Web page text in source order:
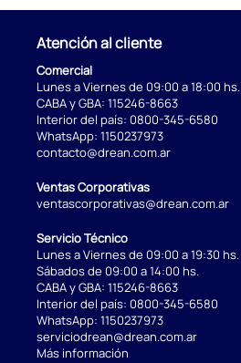
Atención al cliente
Comercial
Lunes a Viernes de 09:00 a 18:00 hs.
CABA y GBA: 115246-8663
Interior del país: 0800-345-6580
WhatsApp: 1150237973
contacto@drean.com.ar
Ventas Corporativas
ventascorporativas@drean.com.ar
Servicio Técnico
Lunes a Viernes de 09:00 a 19:30 hs.
Sábados de 09:00 a 14:00 hs.
CABA y GBA: 115246-8663
Interior del país: 0800-345-6580
WhatsApp: 1150237973
serviciodrean@drean.com.ar
Más información